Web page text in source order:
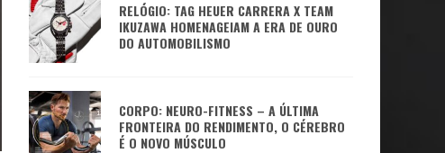
RELÓGIO: TAG HEUER CARRERA X TEAM
IKUZAWA HOMENAGEIAM A ERA DE OURO
DO AUTOMOBILISMO
CORPO: NEURO-FITNESS – A ÚLTIMA
FRONTEIRA DO RENDIMENTO, O CÉREBRO
É O NOVO MÚSCULO